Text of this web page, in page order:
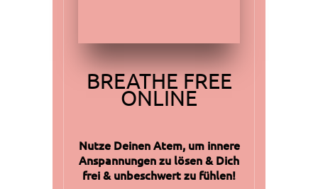
BREATHE FREE
ONLINE
Nutze Deinen Atem, um innere
Anspannungen zu lösen & Dich
frei & unbeschwert zu fühlen!